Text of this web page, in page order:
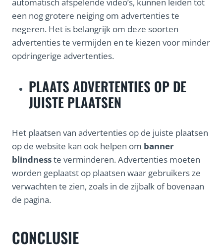
een nog grotere neiging om advertenties te
negeren. Het is belangrijk om deze soorten
advertenties te vermijden en te kiezen voor minder
opdringerige advertenties.
PLAATS ADVERTENTIES OP DE
JUISTE PLAATSEN
Het plaatsen van advertenties op de juiste plaatsen
op de website kan ook helpen om banner
blindnesste verminderen. Advertenties moeten
worden geplaatst op plaatsen waar gebruikers ze
verwachten te zien, zoals in de zijbalk of bovenaan
de pagina.
CONCLUSIE